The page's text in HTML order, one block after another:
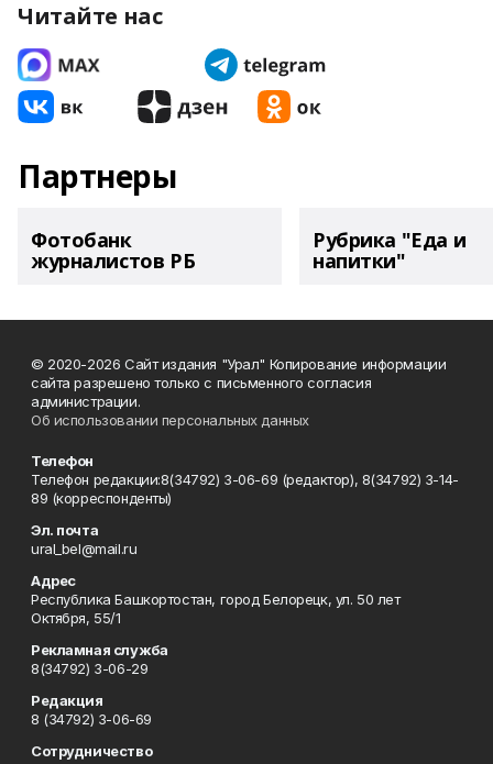
Читайте нас
Партнеры
Фотобанк
журналистов РБ
Рубрика "Еда и
напитки"
© 2020-2026 Сайт издания "Урал" Копирование информации
сайта разрешено только с письменного согласия
администрации.
Об использовании персональных данных
Телефон
Телефон редакции:8(34792) 3-06-69 (редактор), 8(34792) 3-14-
89 (корреспонденты)
Эл. почта
ural_bel@mail.ru
Адрес
Республика Башкортостан, город Белорецк, ул. 50 лет
Октября, 55/1
Рекламная служба
8(34792) 3-06-29
Редакция
8 (34792) 3-06-69
Сотрудничество